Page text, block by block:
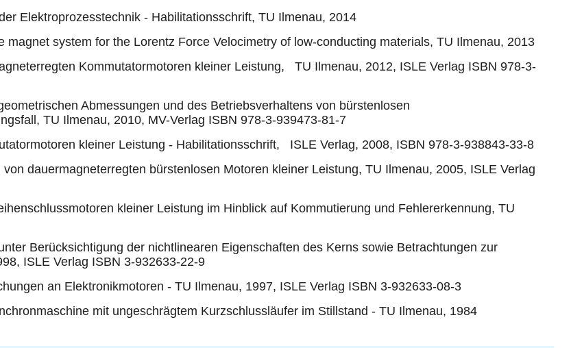
Elektroprozesstechnik - Habilitationsschrift, TU Ilmenau, 2014
system for the Lorentz Force Velocimetry of low-conducting materials, TU Ilmenau, 2013
Kommutatormotoren kleiner Leistung, TU Ilmenau, 2012, ISLE Verlag ISBN 978-3-
Abmessungen und des Betriebsverhaltens von bürstenlosen
TU Ilmenau, 2010, MV-Verlag ISBN 978-3-939473-81-7
kleiner Leistung - Habilitationsschrift, ISLE Verlag, 2008, ISBN 978-3-938843-33-8
dauermagneterregten bürstenlosen Motoren kleiner Leistung, TU Ilmenau, 2005, ISLE Verlag
kleiner Leistung im Hinblick auf Kommutierung und Fehlererkennung, TU
Berücksichtigung der nichtlinearen Eigenschaften des Kerns sowie Betrachtungen zur
ISLE Verlag ISBN 3-932633-22-9
an Elektronikmotoren - TU Ilmenau, 1997, ISLE Verlag ISBN 3-932633-08-3
mit ungeschrägtem Kurzschlussläufer im Stillstand - TU Ilmenau, 1984